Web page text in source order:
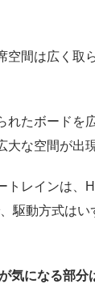
間は広く取
たボードを
な空間が出
トレインは、
駆動方式はい
気になる部分